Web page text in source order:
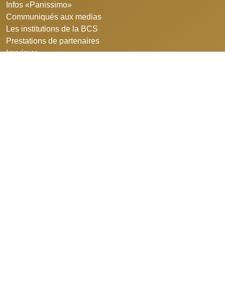
Infos «Panissimo»
Communiqués aux medias
Les institutions de la BCS
Prestations de partenaires
Imprimer